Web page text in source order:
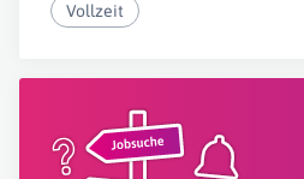
Vollzeit